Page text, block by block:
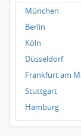
München
Berlin
Köln
Düsseldorf
Frankfurt am
Stuttgart
Hamburg
Frankfurt